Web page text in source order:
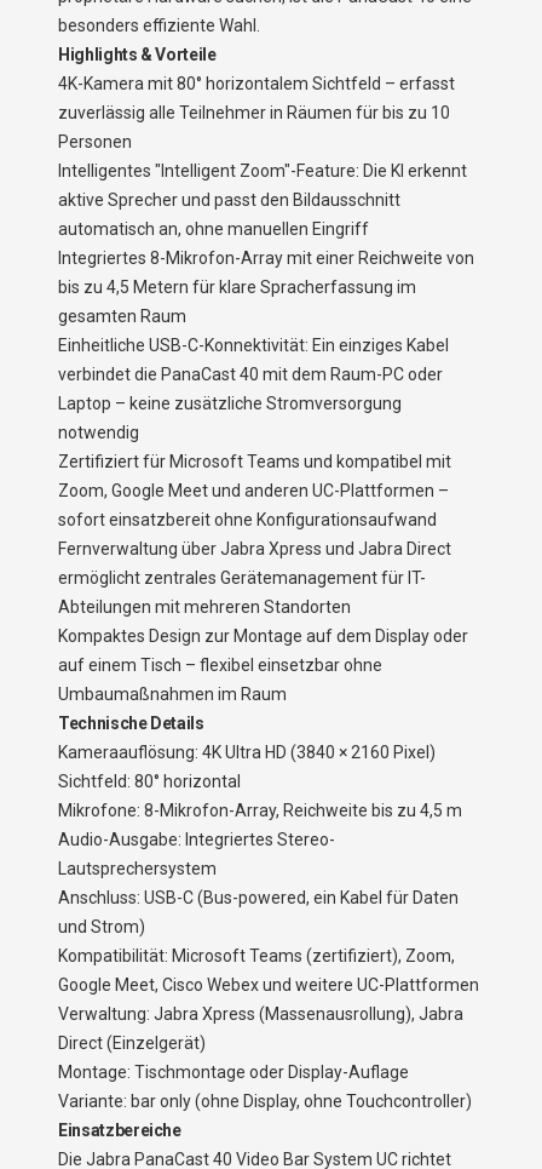
besonders effiziente Wahl.
Highlights & Vorteile
4K-Kamera mit 80° horizontalem Sichtfeld – erfasst
zuverlässig alle Teilnehmer in Räumen für bis zu 10
Personen
Intelligentes "Intelligent Zoom"-Feature: Die KI erkennt
aktive Sprecher und passt den Bildausschnitt
automatisch an, ohne manuellen Eingriff
Integriertes 8-Mikrofon-Array mit einer Reichweite von
bis zu 4,5 Metern für klare Spracherfassung im
gesamten Raum
Einheitliche USB-C-Konnektivität: Ein einziges Kabel
verbindet die PanaCast 40 mit dem Raum-PC oder
Laptop – keine zusätzliche Stromversorgung
notwendig
Zertifiziert für Microsoft Teams und kompatibel mit
Zoom, Google Meet und anderen UC-Plattformen –
sofort einsatzbereit ohne Konfigurationsaufwand
Fernverwaltung über Jabra Xpress und Jabra Direct
ermöglicht zentrales Gerätemanagement für IT-
Abteilungen mit mehreren Standorten
Kompaktes Design zur Montage auf dem Display oder
auf einem Tisch – flexibel einsetzbar ohne
Umbaumaßnahmen im Raum
Technische Details
Kameraauflösung: 4K Ultra HD (3840 × 2160 Pixel)
Sichtfeld: 80° horizontal
Mikrofone: 8-Mikrofon-Array, Reichweite bis zu 4,5 m
Audio-Ausgabe: Integriertes Stereo-
Lautsprechersystem
Anschluss: USB-C (Bus-powered, ein Kabel für Daten
und Strom)
Kompatibilität: Microsoft Teams (zertifiziert), Zoom,
Google Meet, Cisco Webex und weitere UC-Plattformen
Verwaltung: Jabra Xpress (Massenausrollung), Jabra
Direct (Einzelgerät)
Montage: Tischmontage oder Display-Auflage
Variante: bar only (ohne Display, ohne Touchcontroller)
Einsatzbereiche
Die Jabra PanaCast 40 Video Bar System UC richtet